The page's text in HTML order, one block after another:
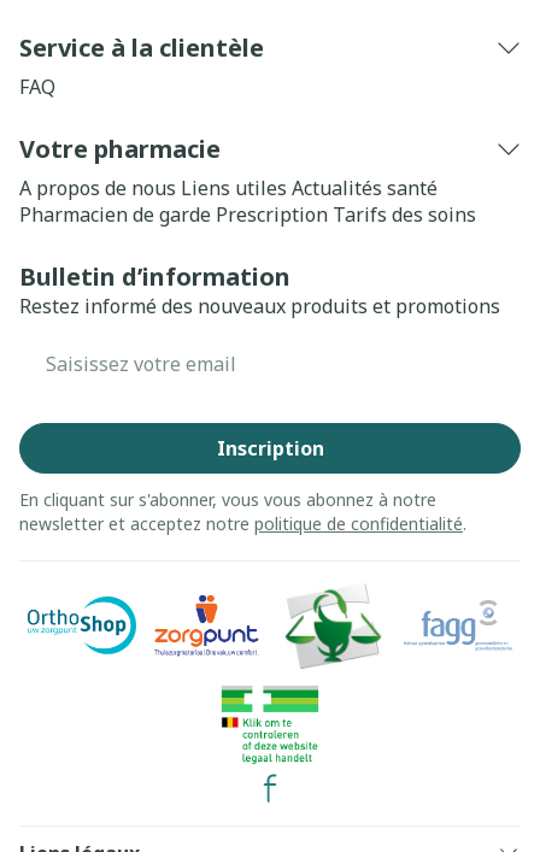
Service à la clientèle
FAQ
Votre pharmacie
A propos de nous Liens utiles Actualités santé
Pharmacien de garde Prescription Tarifs des soins
Bulletin d’information
Restez informé des nouveaux produits et promotions
Inscription
En cliquant sur s'abonner, vous vous abonnez à notre
newsletter et acceptez notre politique de confidentialité.